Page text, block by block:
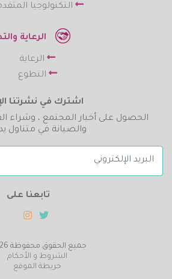
التكنولوجيا
الرعاية
الرعاية
التطوع
اشترك في نشرتنا
الحصول على أخبار المجتمع ، وشراء
والصيانة في متناول
تابعنا على
جميع الحقوق محفوظة 2026.
الشروط و الأحكام
خريطة الموقع